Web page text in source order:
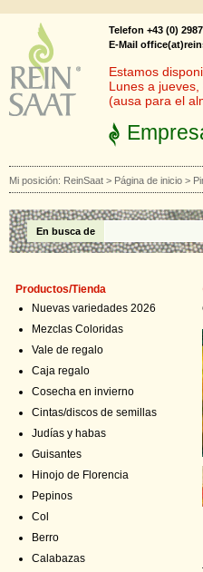
Telefon +43 (0)
E-Mail
Estamos
Lunes a
(ausa para el
Mi posición: ReinSaat > Página de inicio >
En busca de
Productos/Tienda
Nuevas variedades 2026
Mezclas Coloridas
Vale de regalo
Caja regalo
Cosecha en invierno
Cintas/discos de semillas
Judías y habas
Guisantes
Hinojo de Florencia
Pepinos
Col
Berro
Calabazas